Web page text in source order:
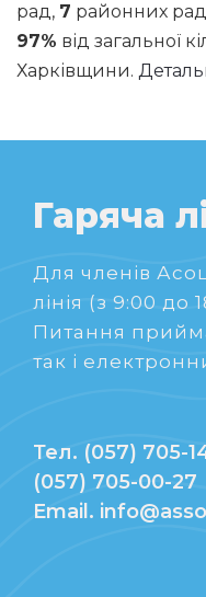
рад, 7 районних
97% від загальної
Харківщини.
Гаряча
Для членів
лінія (з 9:00 до
Питання
так і
Тел. (057) 705-
(057) 705-00-27
Email.